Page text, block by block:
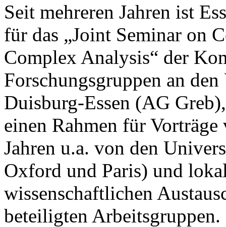
Seit mehreren Jahren ist
für das „Joint Seminar on
Complex Analysis“ der
Forschungsgruppen an
Duisburg-Essen (AG
einen Rahmen für
Jahren u.a. von den
Oxford und Paris) und
wissenschaftlichen
beteiligten Arbeitsgruppen.